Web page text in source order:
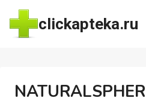
Перейти
содержимому
clickapteka.ru